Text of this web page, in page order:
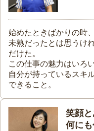
始めたときばかりの時
未熟だったとは思うけ
だけた。
この仕事の魅力はいろ
自分が持っているスキ
できること。
笑顔
何に